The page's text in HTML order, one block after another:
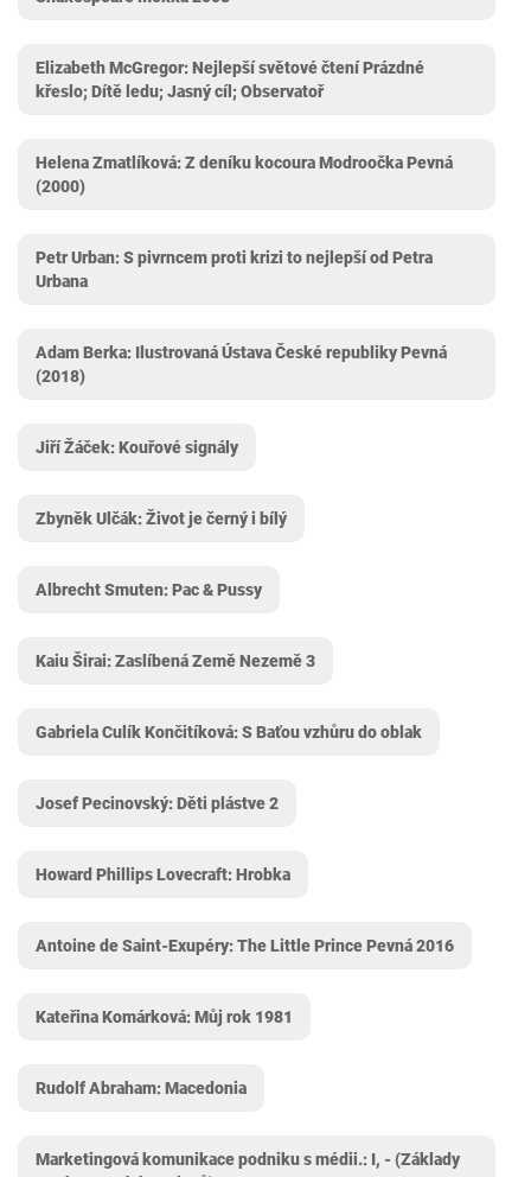
Elizabeth McGregor: Nejlepší světové čtení Prázdné
křeslo; Dítě ledu; Jasný cíl; Observatoř
Helena Zmatlíková: Z deníku kocoura Modroočka Pevná
(2000)
Petr Urban: S pivrncem proti krizi to nejlepší od Petra
Urbana
Adam Berka: Ilustrovaná Ústava České republiky Pevná
(2018)
Jiří Žáček: Kouřové signály
Zbyněk Ulčák: Život je černý i bílý
Albrecht Smuten: Pac & Pussy
Kaiu Širai: Zaslíbená Země Nezemě 3
Gabriela Culík Končitíková: S Baťou vzhůru do oblak
Josef Pecinovský: Děti plástve 2
Howard Phillips Lovecraft: Hrobka
Antoine de Saint-Exupéry: The Little Prince Pevná 2016
Kateřina Komárková: Můj rok 1981
Rudolf Abraham: Macedonia
Marketingová komunikace podniku s médii.: I, - (Základy